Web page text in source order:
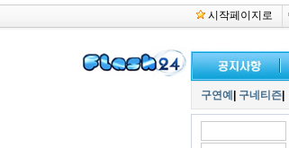
시작페이지로
구연예 구네티즌